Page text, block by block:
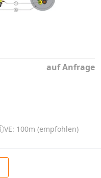
auf Anfrage
VE: 100m (empfohlen)